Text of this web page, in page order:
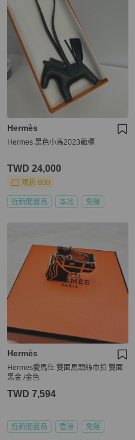
Hermès
Hermes 黑色小馬2023離櫃
TWD 24,000
現折 800
近新閒置品 本地 免運
Hermès
Hermes愛馬仕 雙面馬頭絲巾扣 雙面
黑金 /金色
TWD 7,594
近新閒置品 香港 免運